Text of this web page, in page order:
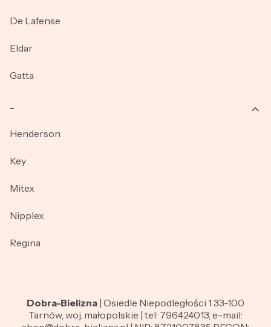
De Lafense
Eldar
Gatta
Henderson
Key
Mitex
Nipplex
Regina
Dobra-Bielizna | Osiedle Niepodległości 1 33-100
Tarnów, woj. małopolskie | tel: 796424013, e-mail: